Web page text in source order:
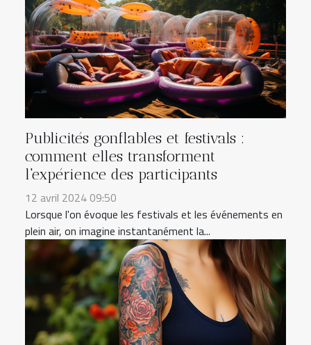
Publicités gonflables et festivals :
comment elles transforment
l'expérience des participants
12 avril 2024 09:50
Lorsque l'on évoque les festivals et les événements en
plein air, on imagine instantanément la...